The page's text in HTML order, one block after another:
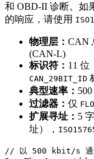
和 OBD-II 诊断。如
的响应，请使用
物理层： CAN
(CAN-L)
标识符： 11 位
CAN_29BIT_ID
典型速率：
过滤器： 仅
扩展寻址： 5
址），
// 以 500 kbit/s 通